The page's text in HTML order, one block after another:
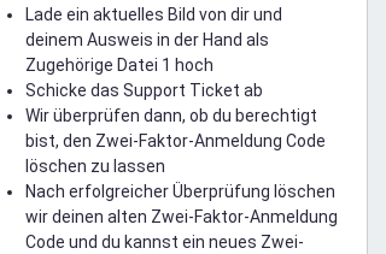
Lade ein aktuelles Bild von dir und
deinem Ausweis in der Hand als
Zugehörige Datei 1 hoch
Schicke das Support Ticket ab
Wir überprüfen dann, ob du berechtigt
bist, den Zwei-Faktor-Anmeldung Code
löschen zu lassen
Nach erfolgreicher Überprüfung löschen
wir deinen alten Zwei-Faktor-Anmeldung
Code und du kannst ein neues Zwei-